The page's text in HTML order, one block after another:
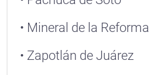
• Mineral de la Reforma
• Zapotlán de Juárez